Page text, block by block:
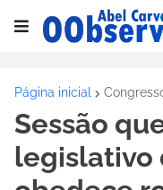
Página inicial
Sessão
legislativo